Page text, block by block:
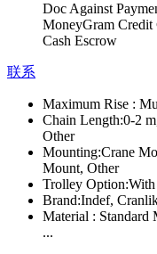
Doc Against
MoneyGram Credit
Cash Escrow
联系
Maximum Rise :
Chain Length:0-2
Other
Mounting:Crane
Mount, Other
Trolley Option:
Brand:Indef,
Material : Standard
...